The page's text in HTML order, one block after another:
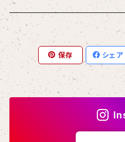
保存 シェア